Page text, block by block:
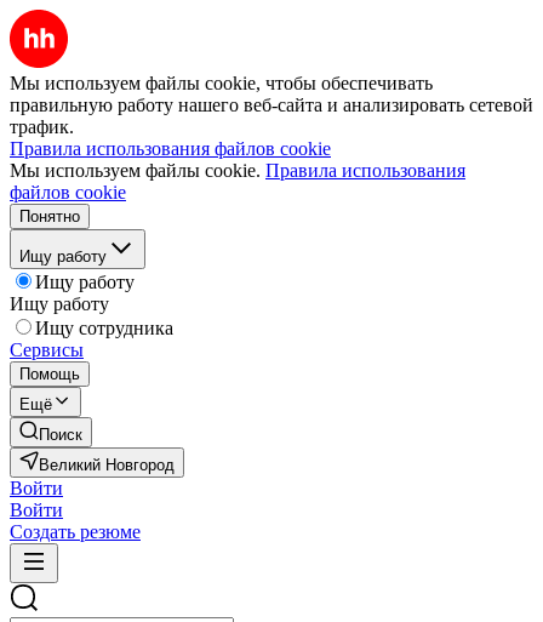
Мы используем файлы cookie, чтобы обеспечивать
правильную работу нашего веб-сайта и анализировать сетевой
трафик.
Правила использования файлов cookie
Мы используем файлы cookie. Правила использования
файлов cookie
Понятно
Ищу работу
Ищу работу
Ищу работу
Ищу сотрудника
Сервисы
Помощь
Ещё
Поиск
Великий Новгород
Войти
Войти
Создать резюме